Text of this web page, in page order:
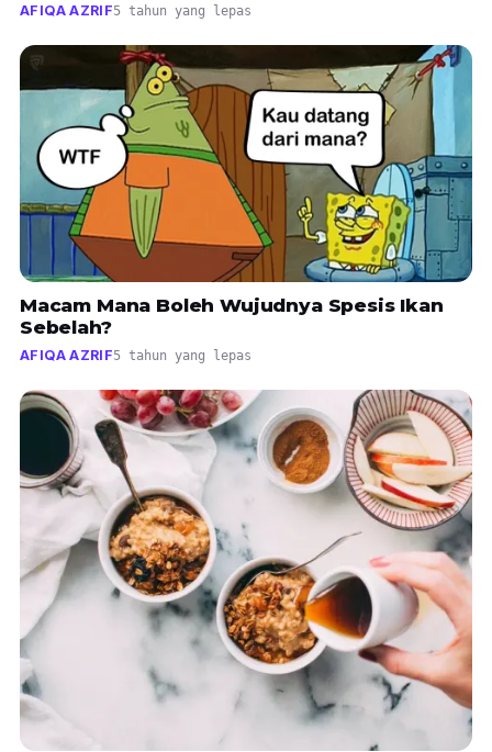
AFIQA AZRIF5 tahun yang lepas
Macam Mana Boleh Wujudnya Spesis Ikan
Sebelah?
AFIQA AZRIF5 tahun yang lepas